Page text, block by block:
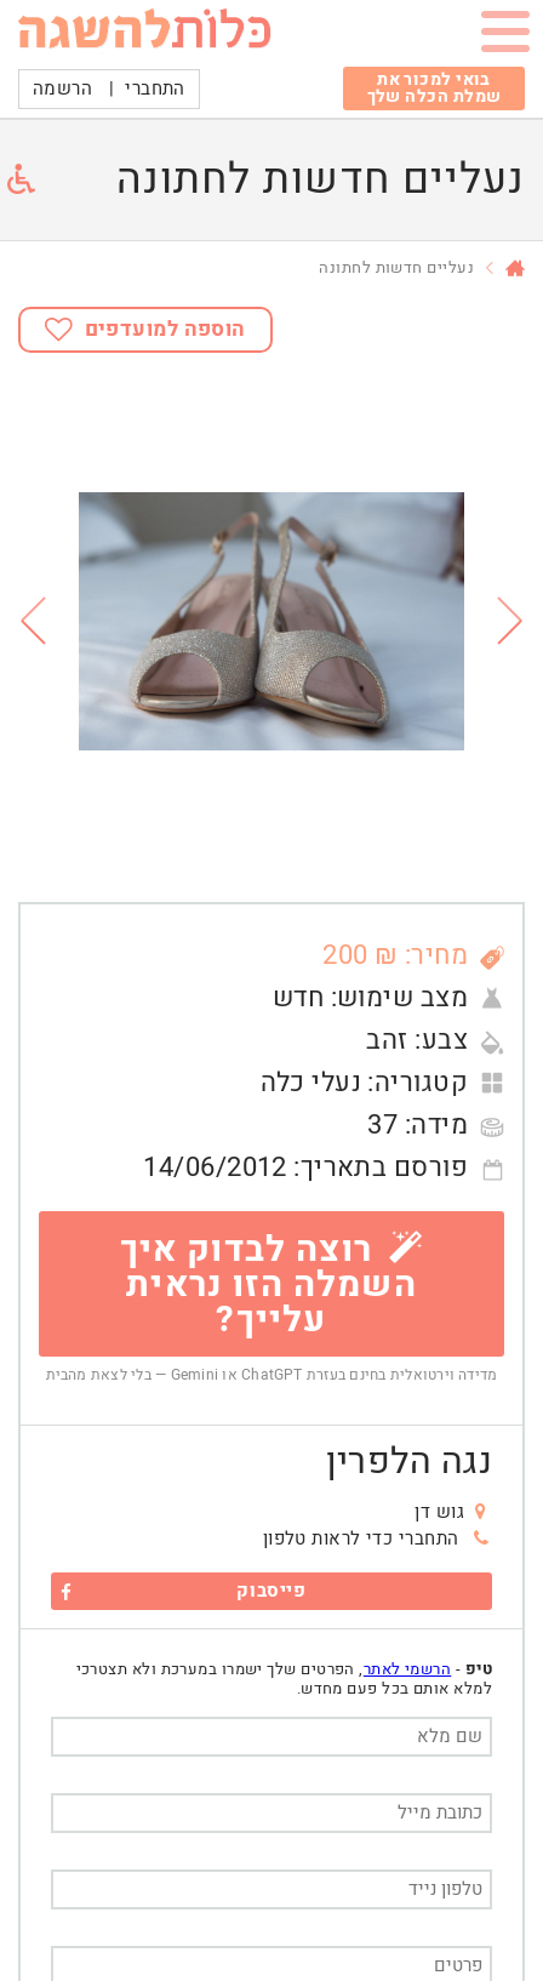
בואי למכור את
שמלת הכלה שלך התחברי | הרשמה
נעליים חדשות לחתונה
נעליים חדשות לחתונה
הוספה למועדפים
מחיר: ₪ 200
מצב שימוש: חדש
צבע: זהב
קטגוריה: נעלי כלה
מידה: 37
פורסם בתאריך: 14/06/2012
רוצה לבדוק איך
השמלה הזו נראית
עלייך?
מדידה וירטואלית בחינם בעזרת ChatGPT או Gemini — בלי לצאת מהבית
נגה הלפרין
גוש דן
התחברי כדי לראות טלפון
פייסבוק
טיפ - הרשמי לאתר, הפרטים שלך ישמרו במערכת ולא תצטרכי
למלא אותם בכל פעם מחדש.